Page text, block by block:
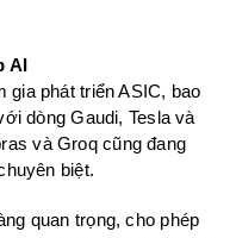
AI
gia phát triển ASIC, bao
dòng Gaudi, Tesla và
và Groq cũng đang
biệt.
quan trọng, cho phép